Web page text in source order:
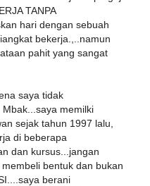
TANPA
hari dengan sebuah
bekerja.,..namun
pahit yang sangat
saya tidak
memilki
sejak tahun 1997 lalu,
di beberapa
dan kursus...jangan
bentuk dan bukan
berani